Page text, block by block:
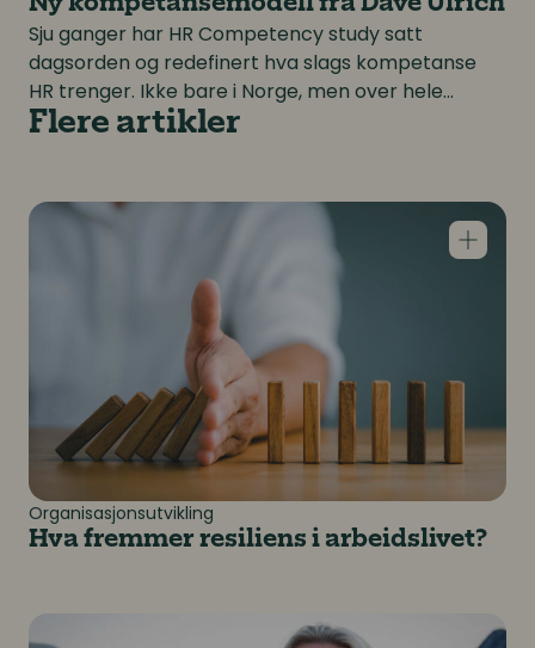
Sju ganger har HR Competency study satt
dagsorden og redefinert hva slags kompetanse
HR trenger. Ikke bare i Norge, men over hele
verden. Nå lanseres runde åtte. HR Norge er
Flere artikler
Organisasjonsutvikling
Hva fremmer resiliens i arbeidslivet?
Hva fremmer resiliens i arbeidslivet?
Stort potensial med AI i offentlig sektor